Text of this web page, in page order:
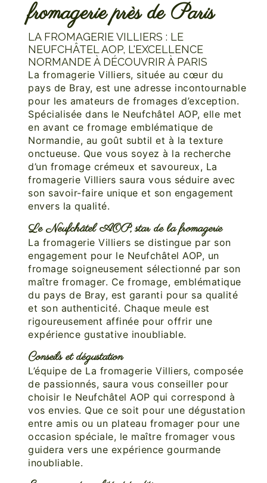
fromagerie près de Paris
LA FROMAGERIE VILLIERS : LE
NEUFCHÂTEL AOP, L'EXCELLENCE
NORMANDE À DÉCOUVRIR À PARIS
La fromagerie Villiers, située au cœur du
pays de Bray, est une adresse incontournable
pour les amateurs de fromages d’exception.
Spécialisée dans le Neufchâtel AOP, elle met
en avant ce fromage emblématique de
Normandie, au goût subtil et à la texture
onctueuse. Que vous soyez à la recherche
d’un fromage crémeux et savoureux, La
fromagerie Villiers saura vous séduire avec
son savoir-faire unique et son engagement
envers la qualité.
Le Neufchâtel AOP, star de la fromagerie
La fromagerie Villiers se distingue par son
engagement pour le Neufchâtel AOP, un
fromage soigneusement sélectionné par son
maître fromager. Ce fromage, emblématique
du pays de Bray, est garanti pour sa qualité
et son authenticité. Chaque meule est
rigoureusement affinée pour offrir une
expérience gustative inoubliable.
Conseils et dégustation
L’équipe de La fromagerie Villiers, composée
de passionnés, saura vous conseiller pour
choisir le Neufchâtel AOP qui correspond à
vos envies. Que ce soit pour une dégustation
entre amis ou un plateau fromager pour une
occasion spéciale, le maître fromager vous
guidera vers une expérience gourmande
inoubliable.